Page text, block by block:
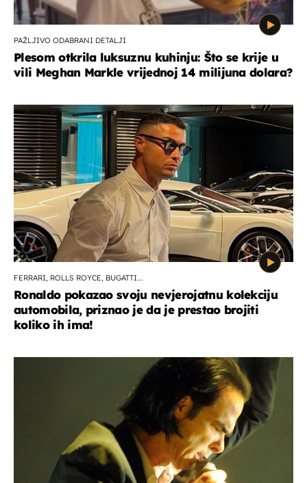
PAŽLJIVO ODABRANI DETALJI
Plesom otkrila luksuznu kuhinju: Što se krije u
vili Meghan Markle vrijednoj 14 milijuna dolara?
FERRARI, ROLLS ROYCE, BUGATTI...
Ronaldo pokazao svoju nevjerojatnu kolekciju
automobila, priznao je da je prestao brojiti
koliko ih ima!